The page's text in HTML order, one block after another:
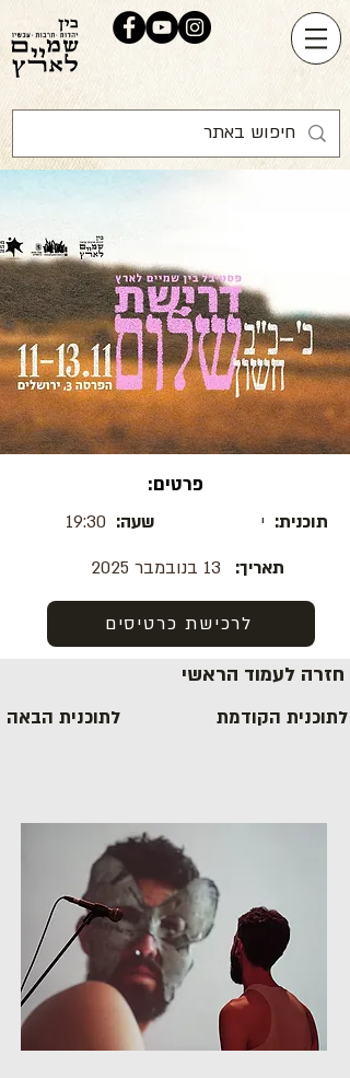
פרטים:
19:30 שעה: י תוכנית:
13 בנובמבר 2025
תאריך:
לרכישת כרטיסים
חזרה לעמוד הראשי
לתוכנית הבאה לתוכנית הקודמת